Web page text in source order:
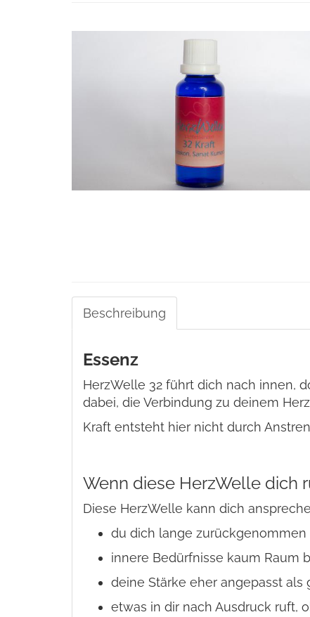
Beschreibung
Essenz
HerzWelle 32 führt dich nach innen,
dabei, die Verbindung zu deinem
Kraft entsteht hier nicht durch
Wenn diese HerzWelle dich
Diese HerzWelle kann dich
du dich lange zurückgenommen
innere Bedürfnisse kaum Raum
deine Stärke eher angepasst als
etwas in dir nach Ausdruck ruft,